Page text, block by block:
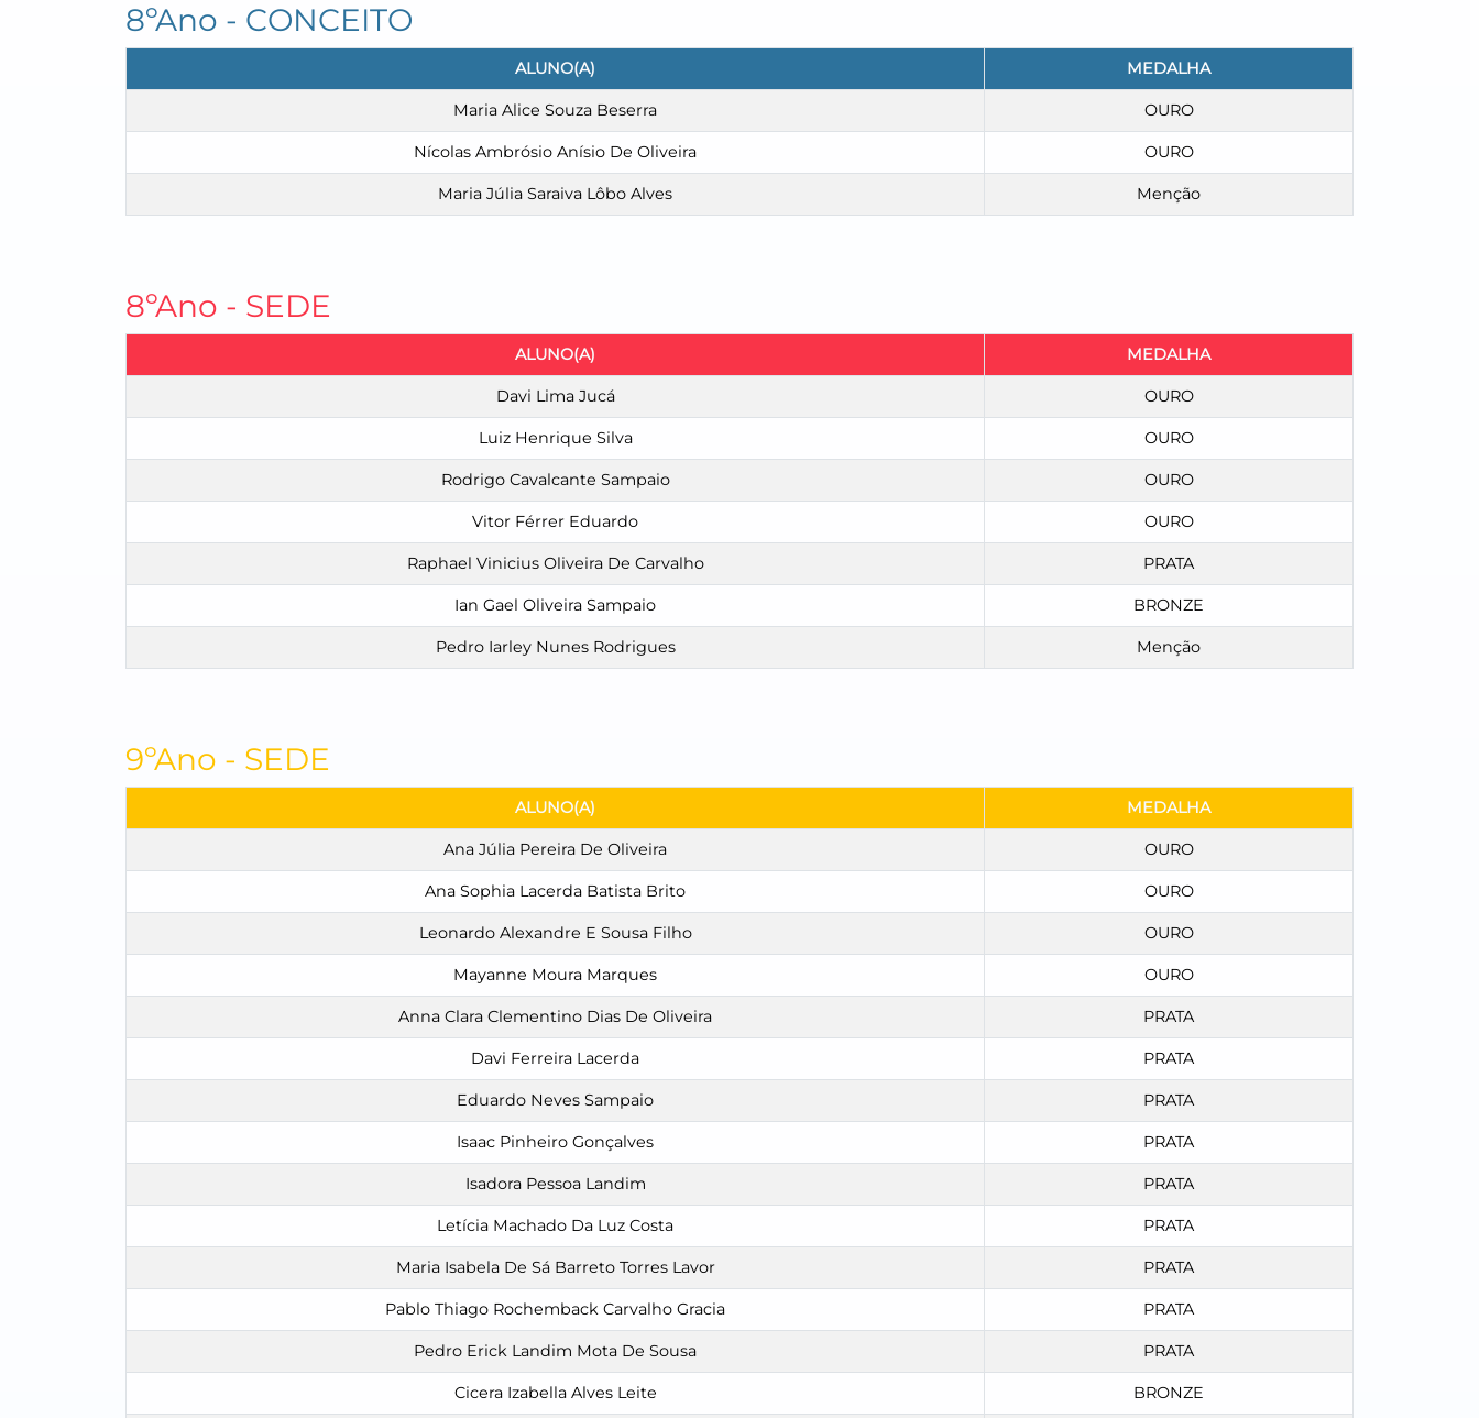
8ºAno - CONCEITO
ALUNO(A) MEDALHA
Maria Alice Souza Beserra OURO
Nícolas Ambrósio Anísio De Oliveira OURO
Maria Júlia Saraiva Lôbo Alves Menção
8ºAno - SEDE
ALUNO(A) MEDALHA
Davi Lima Jucá OURO
Luiz Henrique Silva OURO
Rodrigo Cavalcante Sampaio OURO
Vitor Férrer Eduardo OURO
Raphael Vinicius Oliveira De Carvalho PRATA
Ian Gael Oliveira Sampaio BRONZE
Pedro Iarley Nunes Rodrigues Menção
9ºAno - SEDE
ALUNO(A) MEDALHA
Ana Júlia Pereira De Oliveira OURO
Ana Sophia Lacerda Batista Brito OURO
Leonardo Alexandre E Sousa Filho OURO
Mayanne Moura Marques OURO
Anna Clara Clementino Dias De Oliveira PRATA
Davi Ferreira Lacerda PRATA
Eduardo Neves Sampaio PRATA
Isaac Pinheiro Gonçalves PRATA
Isadora Pessoa Landim PRATA
Letícia Machado Da Luz Costa PRATA
Maria Isabela De Sá Barreto Torres Lavor PRATA
Pablo Thiago Rochemback Carvalho Gracia PRATA
Pedro Erick Landim Mota De Sousa PRATA
Cicera Izabella Alves Leite BRONZE